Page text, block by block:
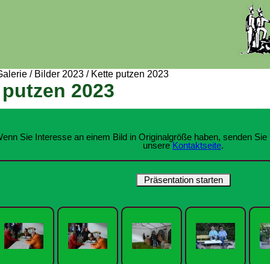
/ Bilder 2023 / Kette putzen 2023
2023
Sie Interesse an einem Bild in Originalgröße haben, senden
unsere Kontaktseite.
Präsentation starten